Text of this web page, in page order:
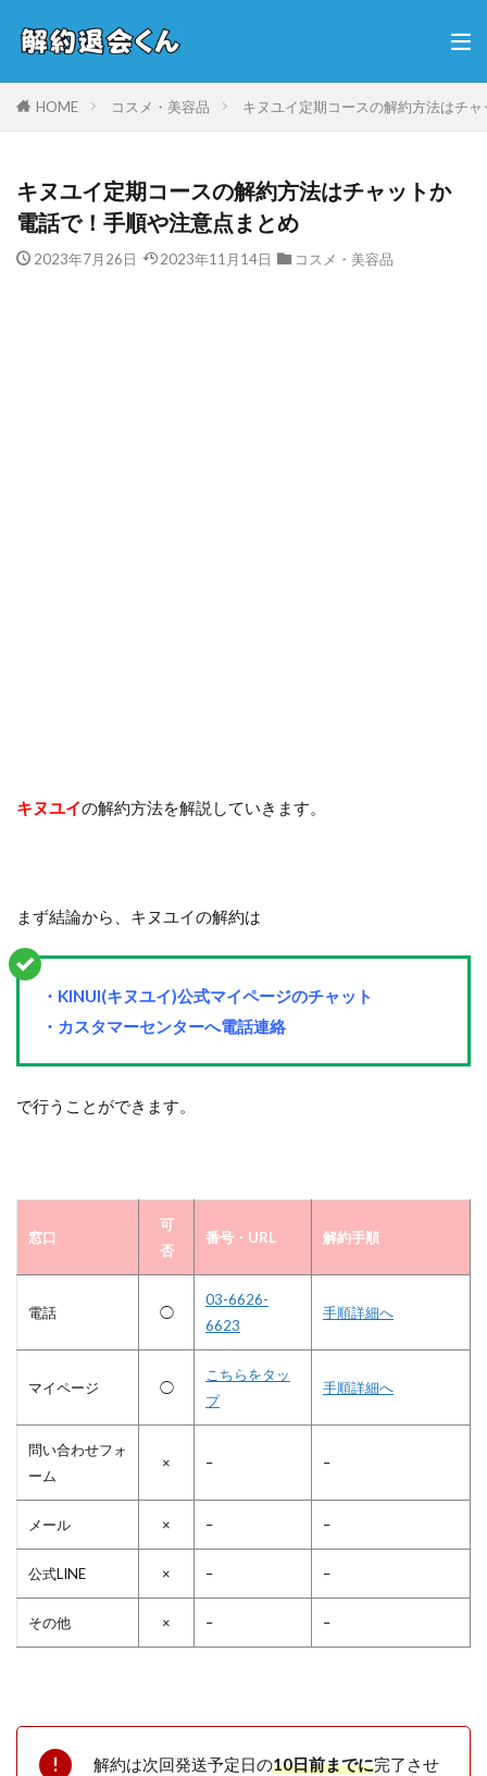
HOME コスメ・美容品 キヌユイ定期コースの解約方法はチ
キヌユイ定期コースの解約方法はチャットか
電話で！手順や注意点まとめ
2023年7月26日 2023年11月14日 コスメ・美容品
キヌユイの解約方法を解説していきます。
まず結論から、キヌユイの解約は
・KINUI(キヌユイ)公式マイページのチャット
・カスタマーセンターへ電話連絡
で行うことができます。
窓口
可
否
番号・URL 解約手順
電話 ◯
03-6626-
6623
手順詳細へ
マイページ ◯
こちらをタッ
プ
手順詳細へ
問い合わせフォ
ーム
× – –
メール × – –
公式LINE × – –
その他 × – –
解約は次回発送予定日の10日前までに完了させ